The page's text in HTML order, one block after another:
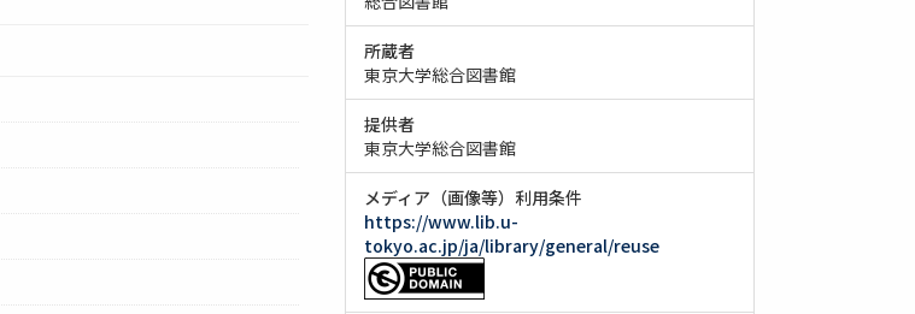
所蔵者
東京大学総合図書館
提供者
東京大学総合図書館
メディア（画像等）利用条件
https://www.lib.u-
tokyo.ac.jp/ja/library/general/reuse